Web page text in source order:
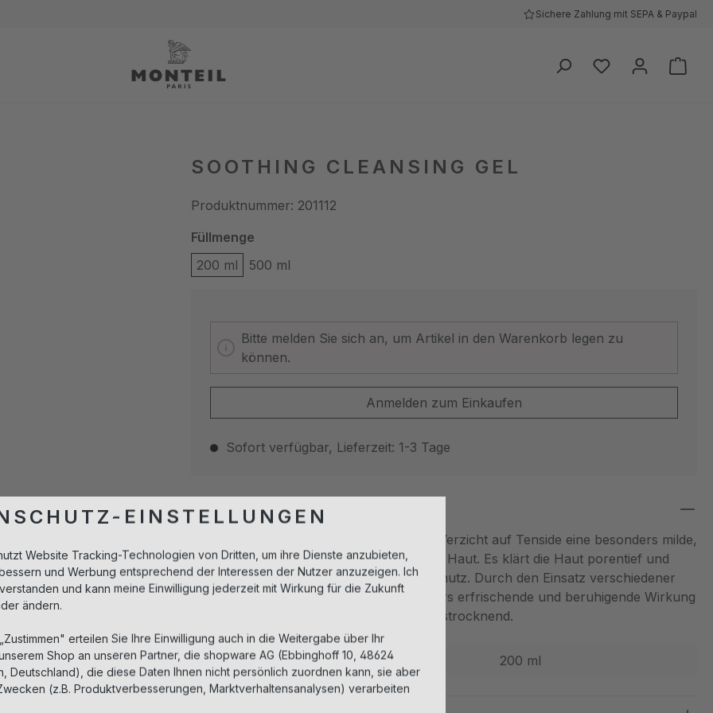
Sichere Zahlung mit SEPA & Paypal
SOOTHING CLEANSING GEL
Produktnummer: 201112
Füllmenge
200 ml
500 ml
Bitte melden Sie sich an, um Artikel in den Warenkorb legen zu
können.
Anmelden zum Einkaufen
Sofort verfügbar, Lieferzeit: 1-3 Tage
Beschreibung
Das Reinigungsgel ermöglicht durch den Verzicht auf Tenside eine besonders milde,
fettfreie, nicht schäumende Reinigung der Haut. Es klärt die Haut porentief und
entfernt gründlich Unreinheiten und Schmutz. Durch den Einsatz verschiedener
pflanzlicher Extrakte hat es eine besonders erfrischende und beruhigende Wirkung
und wirkt durch pflegende Lipide nicht austrocknend.
Füllmenge: 200 ml
EINSTELLUNGEN
Website Tracking-Technologien von Dritten, um ihre Dienste anzubieten,
und Werbung entsprechend der Interessen der Nutzer anzuzeigen. Ich
und kann meine Einwilligung jederzeit mit Wirkung für die Zukunft
ändern.
erteilen Sie Ihre Einwilligung auch in die Weitergabe über Ihr
Shop an unseren Partner, die shopware AG (Ebbinghoff 10, 48624
Deutschland), die diese Daten Ihnen nicht persönlich zuordnen kann, sie aber
(z.B. Produktverbesserungen, Marktverhaltensanalysen) verarbeiten